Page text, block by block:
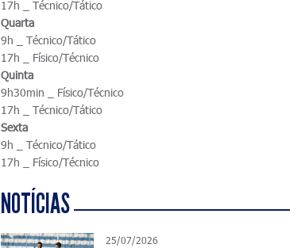
17h _ Técnico/Tático
Quarta
9h _ Técnico/Tático
17h _ Físico/Técnico
Quinta
9h30min _ Físico/Técnico
17h _ Técnico/Tático
Sexta
9h _ Técnico/Tático
17h _ Físico/Técnico
NOTÍCIAS
25/07/2026